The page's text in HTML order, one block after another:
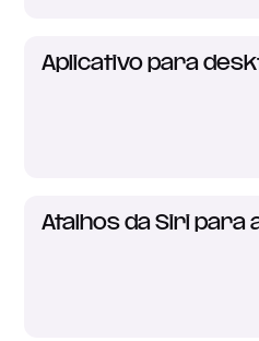
Aplicativo para
Atalhos da Siri para